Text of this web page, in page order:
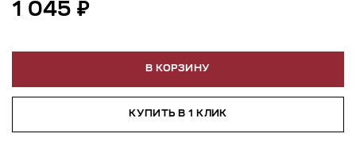
1 045 ₽
В КОРЗИНУ
КУПИТЬ В 1 КЛИК